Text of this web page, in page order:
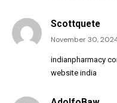
Scottquete
November 30,
indianpharmacy
website india